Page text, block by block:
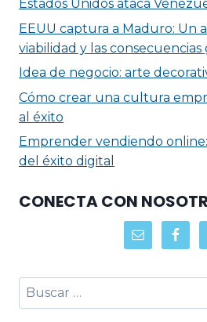
Estados Unidos ataca
EEUU captura a Maduro: Un
viabilidad y las
Idea de negocio: arte
Cómo crear una cultura
al éxito
Emprender vendiendo
del éxito digital
CONECTA CON